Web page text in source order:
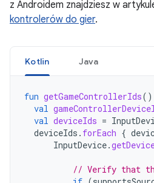
z Androidem znajdziesz w
kontrolerów do gier.
Kotlin Java
fun getGameControllerIds
val
val deviceIds =
deviceIds . forEach {
InputDevice.
// Verify that